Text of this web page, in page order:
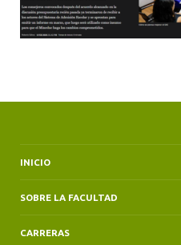
INICIO
SOBRE LA FACULTAD
CARRERAS